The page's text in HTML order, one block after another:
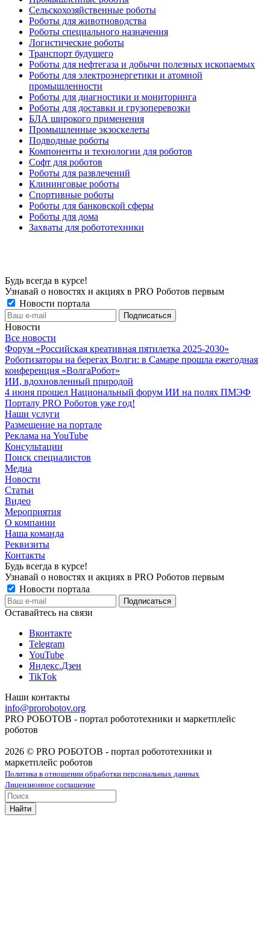
Сельскохозяйственные роботы
Роботы для животноводства
Роботы специального назначения
Логистические роботы
Транспорт будущего
Роботы для нефтегаза и добычи полезных ископаемых
Роботы для электроэнергетики и атомной
промышленности
Роботы для диагностики и мониторинга
Роботы для доставки и грузоперевозки
БЛА широкого применения
Промышленные экзоскелеты
Подводные роботы
Компоненты и технологии для роботов
Софт для роботов
Роботы для развлечений
Клининговые роботы
Спортивные роботы
Роботы для банковской сферы
Роботы для дома
Захваты для робототехники
Будь всегда в курсе!
Узнавай о новостях и акциях в PRO Роботов первым
Новости портала
Новости
Все новости
Форум «Российская креативная пятилетка 2025-2030»
Роботизаторы на берегах Волги: в Самаре прошла ежегодная
конференция «ВолгаРобот»
ИИ, вдохновленный природой
4 июня прошел Национальный форум ИИ на полях ПМЭФ
Порталу PRO Роботов уже год!
Наши услуги
Размещение на портале
Реклама на YouTube
Консультации
Поиск специалистов
Медиа
Новости
Статьи
Видео
Мероприятия
О компании
Наша команда
Реквизиты
Контакты
Будь всегда в курсе!
Узнавай о новостях и акциях в PRO Роботов первым
Новости портала
Оставайтесь на связи
Вконтакте
Telegram
YouTube
Яндекс.Дзен
TikTok
Наши контакты
info@prorobotov.org
PRO РОБОТОВ - портал робототехники и маркетплейс
роботов
2026 © PRO РОБОТОВ - портал робототехники и
маркетплейс роботов
Политика в отношении обработки персональных данных
Лицензионное соглашение
Найти